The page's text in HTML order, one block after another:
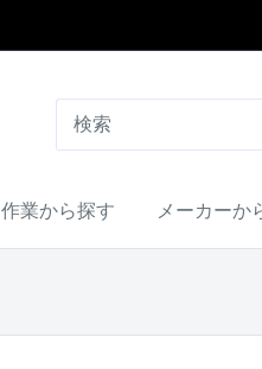
作業から探す メーカーか